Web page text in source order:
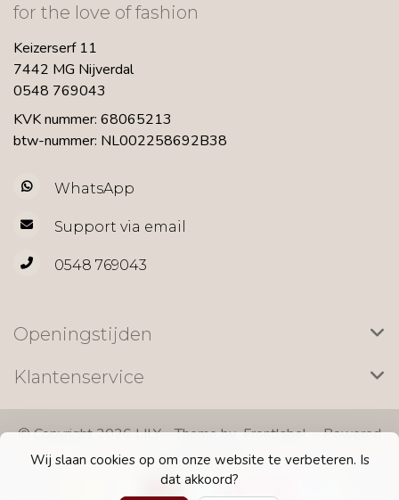
Wij slaan cookies op om onze website te verbeteren. Is
dat akkoord?
for the love of fashion
Keizerserf 11
7442 MG Nijverdal
0548 769043
KVK nummer: 68065213
btw-nummer: NL002258692B38
WhatsApp
Support via email
0548 769043
Openingstijden
Klantenservice
© Copyright 2026 LILY - Theme byFrontlabel- Powered
byLightspeed